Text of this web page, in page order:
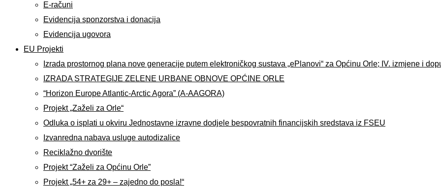
E-računi
Evidencija sponzorstva i donacija
Evidencija ugovora
EU Projekti
Izrada prostornog plana nove generacije putem elektroničkog sustava „ePlanovi“ za Općinu Orle; IV. izmjene i
IZRADA STRATEGIJE ZELENE URBANE OBNOVE OPĆINE ORLE
“Horizon Europe Atlantic-Arctic Agora” (A-AAGORA)
Projekt „Zaželi za Orle“
Odluka o isplati u okviru Jednostavne izravne dodjele bespovratnih financijskih sredstava iz FSEU
Izvanredna nabava usluge autodizalice
Reciklažno dvorište
Projekt “Zaželi za Općinu Orle”
Projekt „54+ za 29+ – zajedno do posla!“